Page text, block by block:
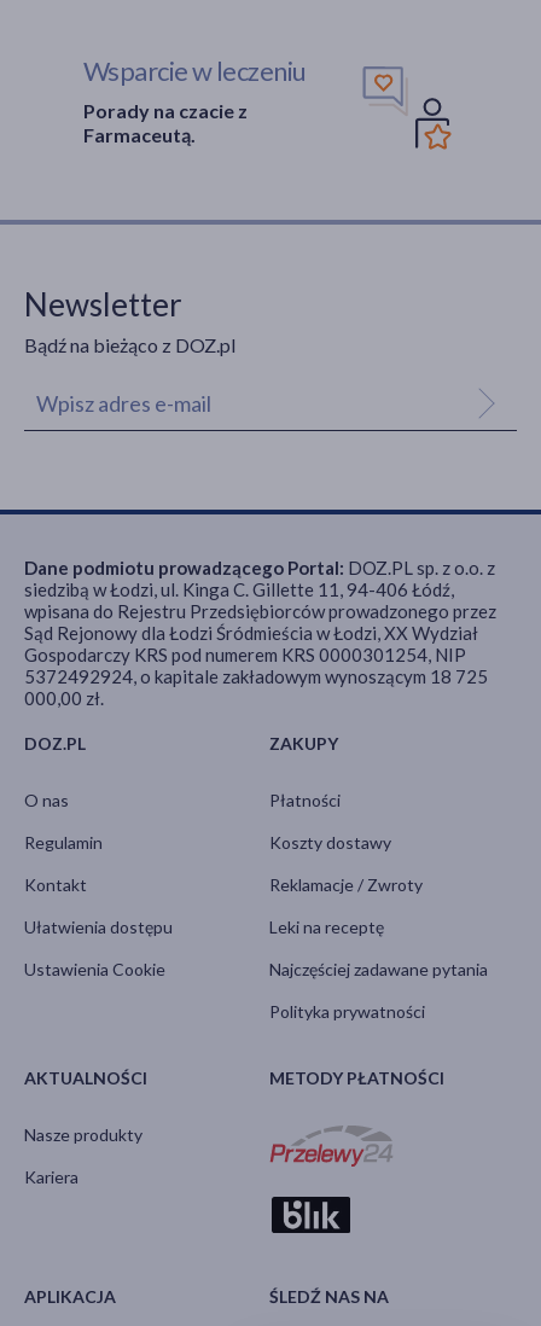
Wsparcie w leczeniu
Porady na czacie z
Farmaceutą.
Newsletter
Bądź na bieżąco z DOZ.pl
DOZ.PL
O nas
Regulamin
Kontakt
Ułatwienia dostępu
Ustawienia Cookie
ZAKUPY
Płatności
Koszty dostawy
Reklamacje / Zwroty
Leki na receptę
Najczęściej zadawane pytania
Polityka prywatności
AKTUALNOŚCI
Nasze produkty
Kariera
METODY PŁATNOŚCI
APLIKACJA ŚLEDŹ NAS NA
Dane podmiotu prowadzącego Portal: DOZ.PL sp. z o.o. z
siedzibą w Łodzi, ul. Kinga C. Gillette 11, 94-406 Łódź,
wpisana do Rejestru Przedsiębiorców prowadzonego przez
Sąd Rejonowy dla Łodzi Śródmieścia w Łodzi, XX Wydział
Gospodarczy KRS pod numerem KRS 0000301254, NIP
5372492924, o kapitale zakładowym wynoszącym 18 725
000,00 zł.